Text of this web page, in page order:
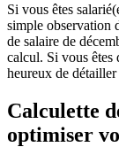
Si vous êtes
simple observation
de salaire de
calcul. Si vous êtes
heureux de
Calculette
optimiser